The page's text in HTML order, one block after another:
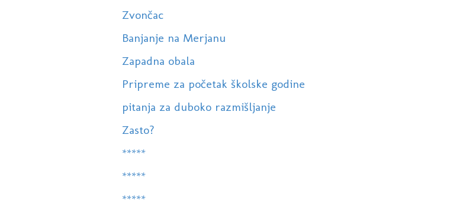
Zvončac
Banjanje na Merjanu
Zapadna obala
Pripreme za početak školske godine
pitanja za duboko razmišljanje
Zasto?
*****
*****
*****